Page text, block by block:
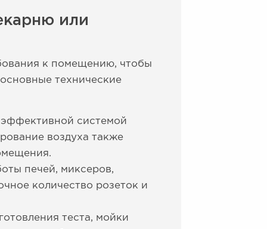
или
к помещению, чтобы
технические
системой
воздуха также
печей, миксеров,
количество розеток и
теста, мойки